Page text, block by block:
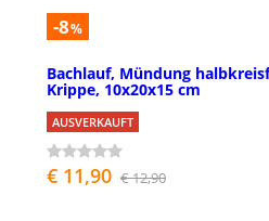
-8%
Bachlauf, Mündung
Krippe, 10x20x15 cm
AUSVERKAUFT
€ 11,90 € 12,90